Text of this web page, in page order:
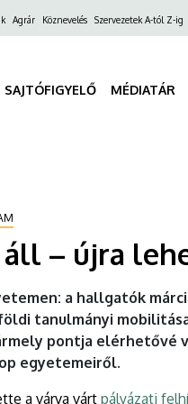
Agrár Köznevelés Szervezetek A-tól Z-ig
SAJTÓFIGYELŐ MÉDIATÁR
– újra
a hallgatók
tanulmányi
pontja elérhetővé
egyetemeiről.
a várva vártpályázati